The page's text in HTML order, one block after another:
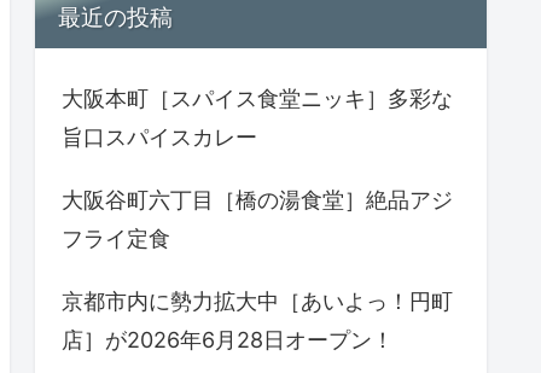
最近の投稿
大阪本町［スパイス食堂ニッキ］多彩な
旨口スパイスカレー
大阪谷町六丁目［橋の湯食堂］絶品アジ
フライ定食
京都市内に勢力拡大中［あいよっ！円町
店］が2026年6月28日オープン！